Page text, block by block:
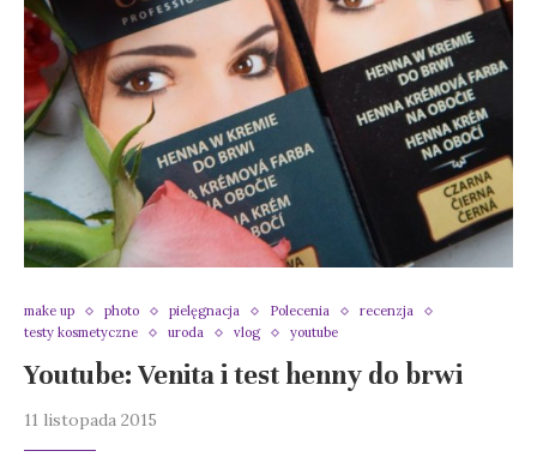
make up photo pielęgnacja Polecenia
recenzja
testy kosmetyczne
uroda vlog youtube
Youtube: Venita i test henny do brwi
11 listopada 2015